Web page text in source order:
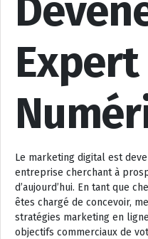
Expert
Le marketing digital est
entreprise cherchant à
d’aujourd’hui. En tant que
êtes chargé de concevoir,
stratégies marketing en
objectifs commerciaux de